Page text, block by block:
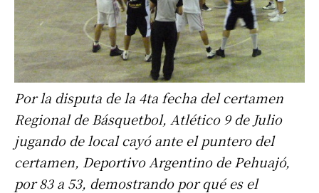
Por la disputa de la 4ta fecha del certamen
Regional de Básquetbol, Atlético 9 de Julio
jugando de local cayó ante el puntero del
certamen, Deportivo Argentino de Pehuajó,
por 83 a 53, demostrando por qué es el